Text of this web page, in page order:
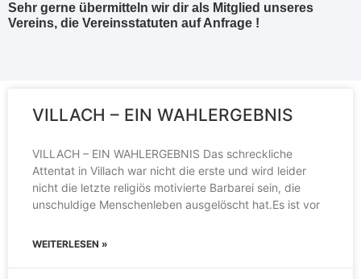
Sehr gerne übermitteln wir dir als Mitglied unseres
Vereins, die Vereinsstatuten auf Anfrage !
VILLACH – EIN WAHLERGEBNIS
VILLACH – EIN WAHLERGEBNIS Das schreckliche
Attentat in Villach war nicht die erste und wird leider
nicht die letzte religiös motivierte Barbarei sein, die
unschuldige Menschenleben ausgelöscht hat.Es ist vor
WEITERLESEN »